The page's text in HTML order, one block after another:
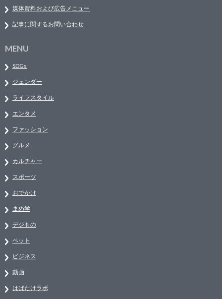
媒体資料および広告メニュー
記事に関するお問い合わせ
MENU
SDGs
ジェンダー
ライフスタイル
エンタメ
ファッション
グルメ
カルチャー
スポーツ
おでかけ
まめ学
デジもの
ペット
ビジネス
動画
はばたけラボ